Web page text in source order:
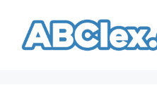
contenido